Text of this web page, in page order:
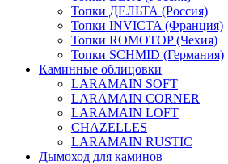
Топки ДЕЛЬТА (Россия)
Топки INVICTA (Франция)
Топки ROMOTOP (Чехия)
Топки SCHMID (Германия)
Каминные облицовки
LARAMAIN SOFT
LARAMAIN CORNER
LARAMAIN LOFT
CHAZELLES
LARAMAIN RUSTIC
Дымоход для каминов